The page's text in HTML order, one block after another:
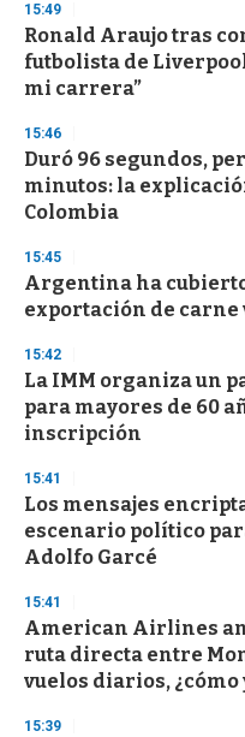
d
s
o
f
3
s
e
c
o
n
15:49
Ronald Araujo tras
futbolista de
mi carrera”
15:46
Duró 96 segundos,
minutos: la
Colombia
15:45
Argentina ha cubierto
exportación de carne
15:42
La IMM organiza un
para mayores de 60
inscripción
15:41
Los mensajes
escenario político
Adolfo Garcé
15:41
American Airlines
ruta directa entre
vuelos diarios, ¿cómo
15:39